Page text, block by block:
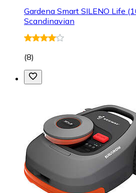
Gardena Smart SILENO Life
Scandinavian
(8)